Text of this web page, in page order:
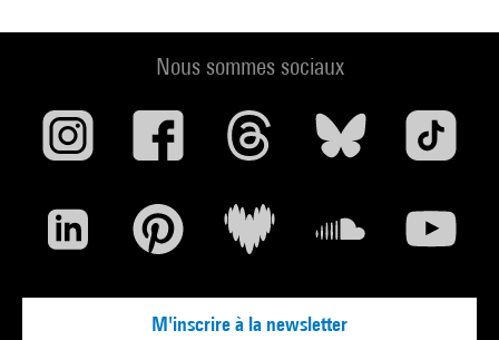
Nous sommes sociaux
M'inscrire à la newsletter